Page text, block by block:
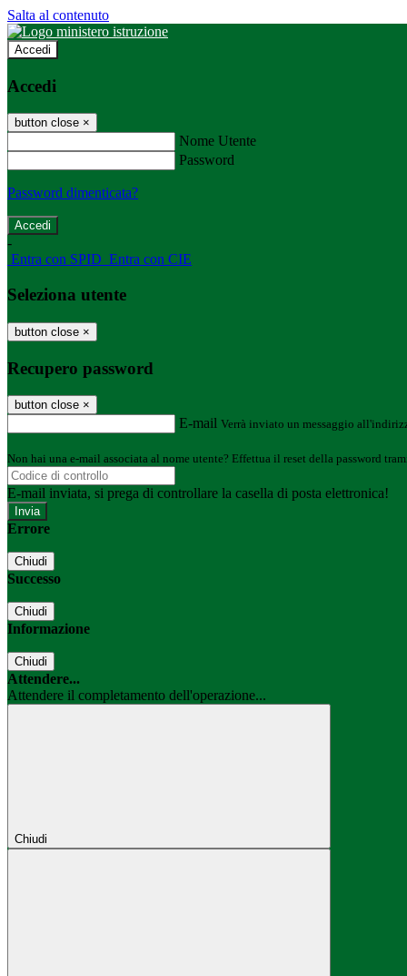
Salta al contenuto
Accedi
Accedi
button close ×
Nome Utente
Password
Password dimenticata?
-
Entra con SPID Entra con CIE
Seleziona utente
button close ×
Recupero password
button close ×
E-mail Verrà inviato un messaggio
Non hai una e-mail associata al nome utente? Effettua il reset della password
E-mail inviata, si prega di controllare la casella di posta elettronica!
Errore
Chiudi
Successo
Chiudi
Informazione
Chiudi
Attendere...
Attendere il completamento dell'operazione...
Chiudi